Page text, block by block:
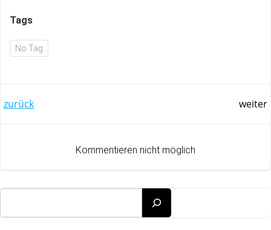
Tags
No Tag
Post
navigation
zurück
navigation
weiter
Kommentieren nicht möglich